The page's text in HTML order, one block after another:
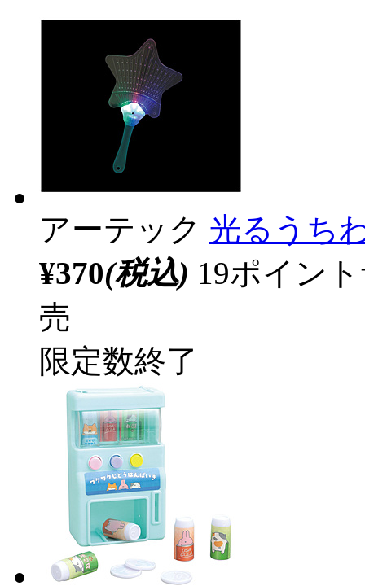
アーテック 光るうち
¥370(税込) 19ポイン
売
限定数終了